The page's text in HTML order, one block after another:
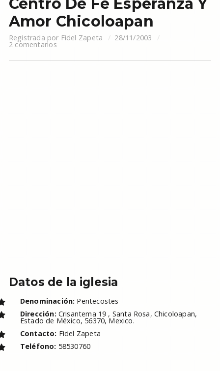
Centro De Fe Esperanza Y
Amor Chicoloapan
Registrada por Fidel Zapeta 28/11/2003
2 comentarios
Datos de la iglesia
Denominación: Pentecostes
Dirección: Crisantema 19 , Santa Rosa, Chicoloapan,
Estado de México, 56370, Mexico.
Contacto: Fidel Zapeta
Teléfono: 58530760